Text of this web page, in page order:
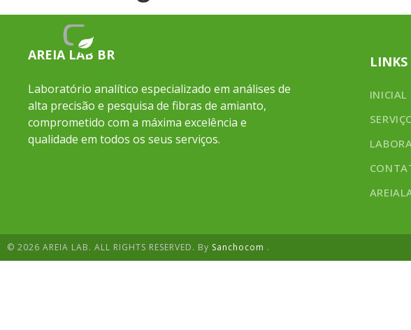
AREIA LAB BR
Laboratório analítico especializado em análises de
alta precisão e pesquisa de fibras de amianto,
comprometido com a máxima excelência e
qualidade em todos os seus serviços.
INICIAL
© 2026 AREIA LAB. ALL RIGHTS RESERVED. By Sanchocom .